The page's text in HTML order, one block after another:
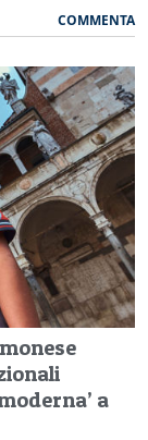
COMMENTA
a